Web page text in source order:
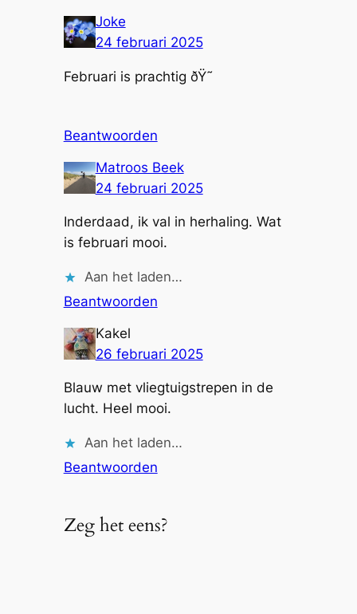
Joke
24 februari 2025
Februari is prachtig ðŸ˜
Beantwoorden
Matroos Beek
24 februari 2025
Inderdaad, ik val in herhaling. Wat
is februari mooi.
Aan het laden…
Beantwoorden
Kakel
26 februari 2025
Blauw met vliegtuigstrepen in de
lucht. Heel mooi.
Aan het laden…
Beantwoorden
Zeg het eens?